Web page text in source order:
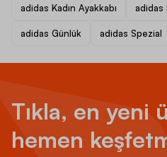
adidas Kadın Ayakkabı adidas
adidas Günlük adidas Spezial
Tıkla, en yeni
hemen